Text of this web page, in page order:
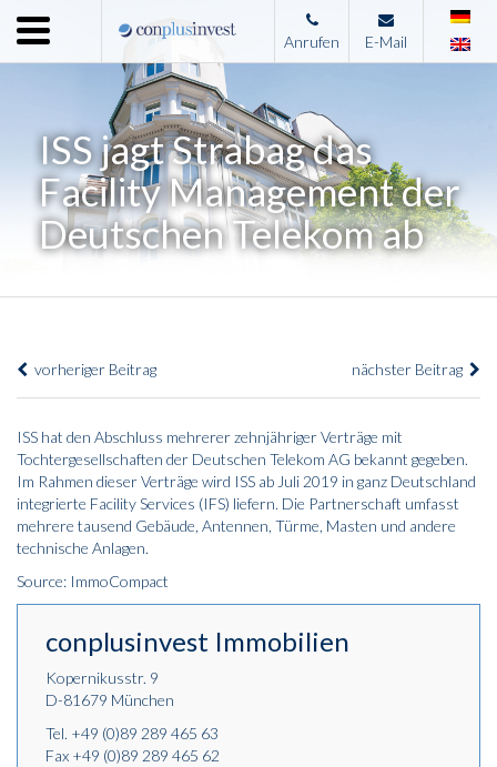
Menu
Home
Unternehmen
Leistungen
Immobilienangebote
News
Impressum
Anrufen E-Mail
ISS jagt Strabag das
Facility Management der
Deutschen Telekom ab
vorheriger Beitrag nächster Beitrag
ISS hat den Abschluss mehrerer zehnjähriger Verträge mit
Tochtergesellschaften der Deutschen Telekom AG bekannt gegeben.
Im Rahmen dieser Verträge wird ISS ab Juli 2019 in ganz Deutschland
integrierte Facility Services (IFS) liefern. Die Partnerschaft umfasst
mehrere tausend Gebäude, Antennen, Türme, Masten und andere
technische Anlagen.
Source: ImmoCompact
conplusinvest Immobilien
Kopernikusstr. 9
D-81679 München
Tel. +49 (0)89 289 465 63
Fax +49 (0)89 289 465 62